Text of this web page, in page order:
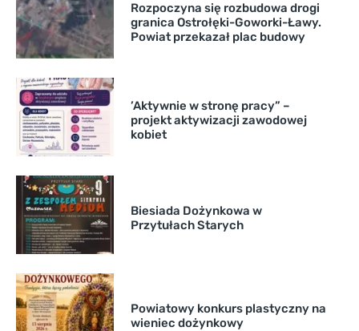
Rozpoczyna się rozbudowa drogi
granica Ostrołęki-Goworki-Ławy.
Powiat przekazał plac budowy
’Aktywnie w stronę pracy” –
projekt aktywizacji zawodowej
kobiet
Biesiada Dożynkowa w
Przytułach Starych
Powiatowy konkurs plastyczny na
wieniec dożynkowy